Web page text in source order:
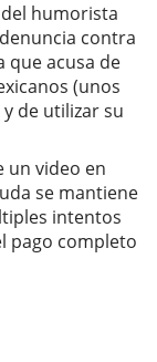
humorista
contra
que acusa de
(unos
de utilizar su
un video en
se mantiene
intentos
pago completo